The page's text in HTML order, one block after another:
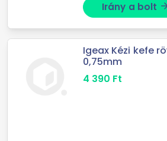
Irány a bolt
Igeax Kézi kefe
0,75mm
4 390 Ft